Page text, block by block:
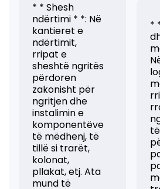
* * Shesh
ndërtimi * *: Në
kantieret e
ndërtimit,
rripat e
sheshtë ngritës
përdoren
zakonisht për
ngritjen dhe
instalimin e
komponentëve
të mëdhenj, të
tillë si trarët,
kolonat,
pllakat, etj. Ata
mund të
*